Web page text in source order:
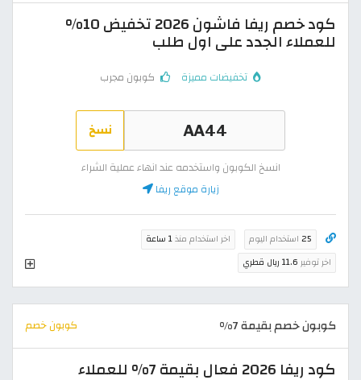
كود خصم ريفا فاشون 2026 تخفيض 10%
للعملاء الجدد على اول طلب
تخفيضات مميزة كوبون مجرب
نسخ
انسخ الكوبون واستخدمه عند انهاء عملية الشراء
زيارة موقع ريفا
25 استخدام اليوم اخر استخدام منذ1 ساعة
اخر توفير 11.6 ريال قطري
كوبون خصم بقيمة 7% كوبون خصم
كود ريفا 2026 فعال بقيمة 7% للعملاء